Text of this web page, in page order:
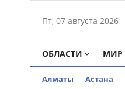
Пт, 07 августа 2026
ОБЛАСТИ МИР
Алматы Астана